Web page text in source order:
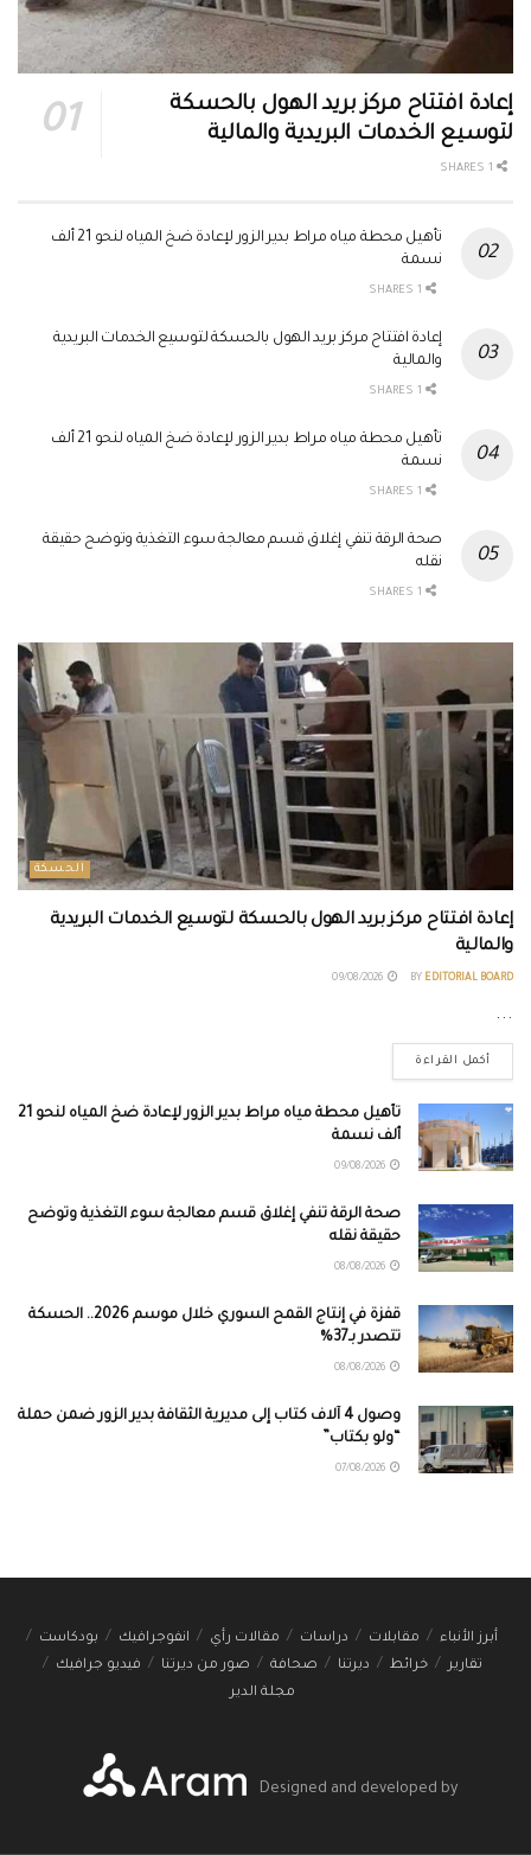
إعادة افتتاح مركز بريد الهول بالحسكة
لتوسيع الخدمات البريدية والمالية
تأهيل محطة مياه مراط بدير الزور لإعادة ضخ المياه لنحو 21 ألف
نسمة
إعادة افتتاح مركز بريد الهول بالحسكة لتوسيع الخدمات البريدية
والمالية
تأهيل محطة مياه مراط بدير الزور لإعادة ضخ المياه لنحو 21 ألف
نسمة
صحة الرقة تنفي إغلاق قسم معالجة سوء التغذية وتوضح حقيقة
نقله
الحسكة
إعادة افتتاح مركز بريد الهول بالحسكة لتوسيع الخدمات البريدية
والمالية
BY EDITORIAL BOARD
...
أكمل القراءة
تأهيل محطة مياه مراط بدير الزور لإعادة ضخ المياه لنحو 21
ألف نسمة
صحة الرقة تنفي إغلاق قسم معالجة سوء التغذية وتوضح
حقيقة نقله
قفزة في إنتاج القمح السوري خلال موسم 2026.. الحسكة
تتصدر بـ37%
وصول 4 آلاف كتاب إلى مديرية الثقافة بدير الزور ضمن حملة
“ولو بكتاب”
أبرز الأنباء مقابلات دراسات مقالات رأي انفوجرافيك
بودكاست
تقارير
خرائط ديرتنا صحافة صور من ديرتنا
فيديو جرافيك
مجلة الدير
Designed and developed by